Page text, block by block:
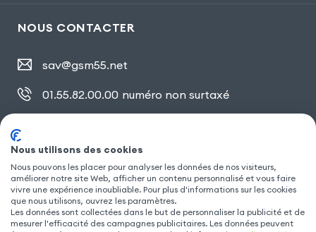
NOUS CONTACTER
sav@gsm55.net
01.55.82.00.00 numéro non surtaxé
SUIVEZ NOUS
Nous utilisons des cookies
Nous pouvons les placer pour analyser les données de nos visiteurs,
améliorer notre site Web, afficher un contenu personnalisé et vous faire
vivre une expérience inoubliable. Pour plus d'informations sur les cookies
que nous utilisons, ouvrez les paramètres.
Les données sont collectées dans le but de personnaliser la publicité et de
mesurer l'efficacité des campagnes publicitaires. Les données peuvent